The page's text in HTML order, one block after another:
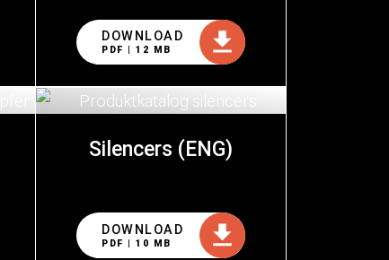
DOWNLOAD
PDF | 12 MB
Silencers (ENG)
DOWNLOAD
PDF | 10 MB